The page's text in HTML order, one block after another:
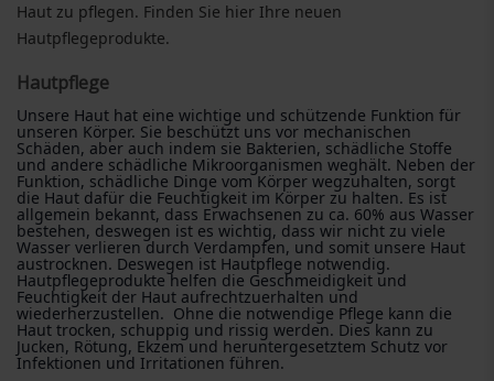
Haut zu pflegen. Finden Sie hier Ihre neuen
Hautpflegeprodukte.
Hautpflege
Unsere Haut hat eine wichtige und schützende Funktion für
unseren Körper. Sie beschützt uns vor mechanischen
Schäden, aber auch indem sie Bakterien, schädliche Stoffe
und andere schädliche Mikroorganismen weghält. Neben der
Funktion, schädliche Dinge vom Körper wegzuhalten, sorgt
die Haut dafür die Feuchtigkeit im Körper zu halten. Es ist
allgemein bekannt, dass Erwachsenen zu ca. 60% aus Wasser
bestehen, deswegen ist es wichtig, dass wir nicht zu viele
Wasser verlieren durch Verdampfen, und somit unsere Haut
austrocknen. Deswegen ist Hautpflege notwendig.
Hautpflegeprodukte helfen die Geschmeidigkeit und
Feuchtigkeit der Haut aufrechtzuerhalten und
wiederherzustellen. Ohne die notwendige Pflege kann die
Haut trocken, schuppig und rissig werden. Dies kann zu
Jucken, Rötung, Ekzem und heruntergesetztem Schutz vor
Infektionen und Irritationen führen.